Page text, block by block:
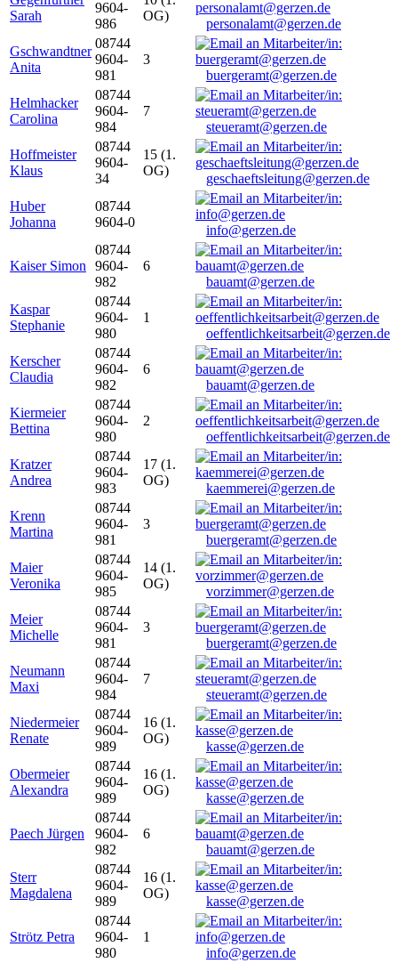
Sarah
9604-
986
OG)
personalamt@gerzen.de
Gschwandtner
Anita
08744
9604-
981
3
buergeramt@gerzen.de
Helmhacker
Carolina
08744
9604-
984
7
steueramt@gerzen.de
Hoffmeister
Klaus
08744
9604-
34
15 (1.
OG)
geschaeftsleitung@gerzen.de
Huber
Johanna
08744
9604-0
info@gerzen.de
Kaiser Simon
08744
9604-
982
6
bauamt@gerzen.de
Kaspar
Stephanie
08744
9604-
980
1
oeffentlichkeitsarbeit@gerzen.de
Kerscher
Claudia
08744
9604-
982
6
bauamt@gerzen.de
Kiermeier
Bettina
08744
9604-
980
2
oeffentlichkeitsarbeit@gerzen.de
Kratzer
Andrea
08744
9604-
983
17 (1.
OG)
kaemmerei@gerzen.de
Krenn
Martina
08744
9604-
981
3
buergeramt@gerzen.de
Maier
Veronika
08744
9604-
985
14 (1.
OG)
vorzimmer@gerzen.de
Meier
Michelle
08744
9604-
981
3
buergeramt@gerzen.de
Neumann
Maxi
08744
9604-
984
7
steueramt@gerzen.de
Niedermeier
Renate
08744
9604-
989
16 (1.
OG)
kasse@gerzen.de
Obermeier
Alexandra
08744
9604-
989
16 (1.
OG)
kasse@gerzen.de
Paech Jürgen
08744
9604-
982
6
bauamt@gerzen.de
Sterr
Magdalena
08744
9604-
989
16 (1.
OG)
kasse@gerzen.de
Strötz Petra
08744
9604-
980
1
info@gerzen.de